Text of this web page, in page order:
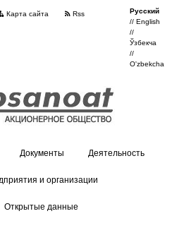
Карта сайта Rss
Русский
//English
//
Ўзбекча
//
O'zbekcha
Документы Деятельность
и организации
Открытые данные